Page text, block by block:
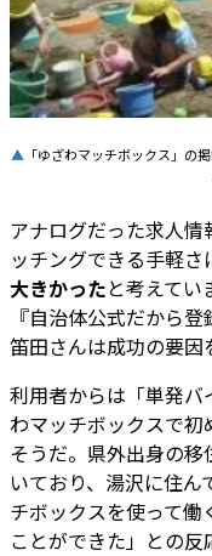
▲ 「ゆざわマッチボックス」の
アナログだった求人
ッチングできる手軽さ
大きかったと考えてい
『自治体公式だから
笛田さんは成功の要因
利用者からは「単発
わマッチボックスで
そうだ。県外出身の
いており、湯沢に住
チボックスを使って
ことができた」との反